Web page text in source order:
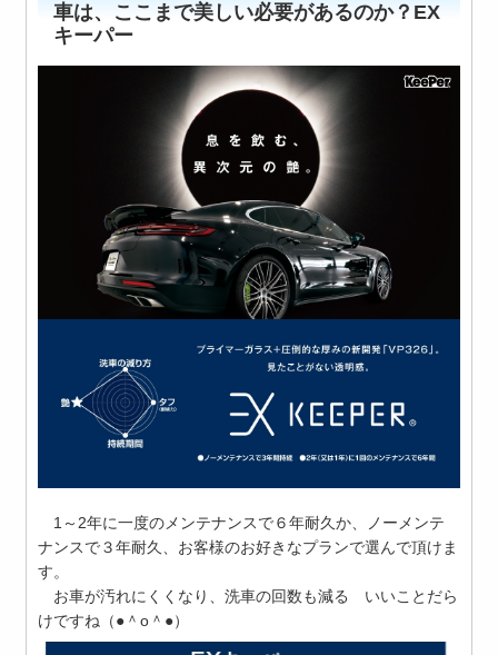
車は、ここまで美しい必要があるのか？EX
キーパー
1～2年に一度のメンテナンスで６年耐久か、ノーメンテ
ナンスで３年耐久、お客様のお好きなプランで選んで頂けま
す。
お車が汚れにくくなり、洗車の回数も減る いいことだら
けですね（●＾o＾●）